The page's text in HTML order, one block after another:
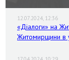
12.07.2024, 12:36
«Діалоги» на
Житомирщини в